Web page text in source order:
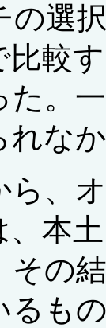
の選
比較
た。
れな
ら、
、本
その
るも